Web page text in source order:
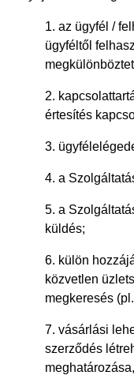
1. az ügyfél /
ügyféltől
2.
értesítés
3.
4. a
5. a
küldés;
6. külön
közvetlen
megkeresés
7. vásárlási
szerződés